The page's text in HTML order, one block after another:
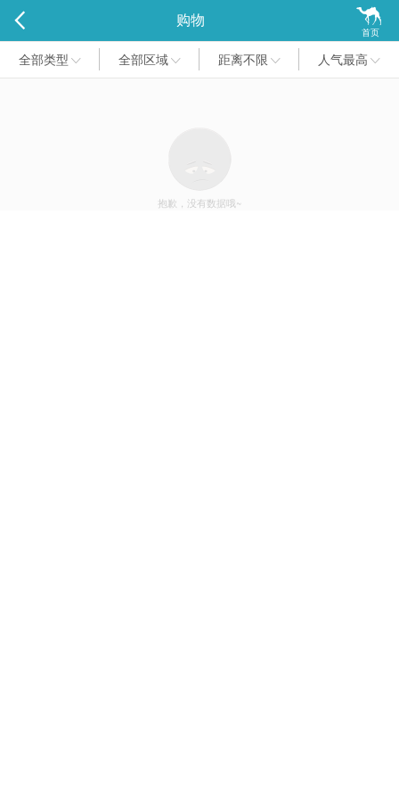

首页
购物
全部类型  全部区域  距离不限  人气最高 
抱歉，没有数据哦~